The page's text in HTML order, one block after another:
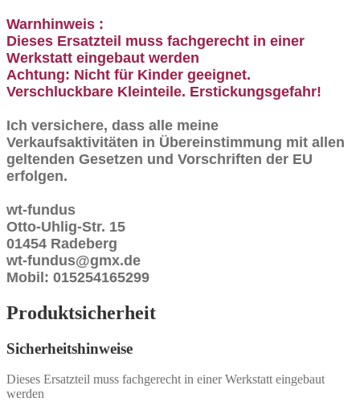
Warnhinweis :
Dieses Ersatzteil muss fachgerecht in einer
Werkstatt eingebaut werden
Achtung: Nicht für Kinder geeignet.
Verschluckbare Kleinteile. Erstickungsgefahr!
Ich versichere, dass alle meine
Verkaufsaktivitäten in Übereinstimmung mit allen
geltenden Gesetzen und Vorschriften der EU
erfolgen.
wt-fundus
Otto-Uhlig-Str. 15
01454 Radeberg
wt-fundus@gmx.de
Mobil: 015254165299
Produktsicherheit
Sicherheitshinweise
Dieses Ersatzteil muss fachgerecht in einer Werkstatt eingebaut
werden